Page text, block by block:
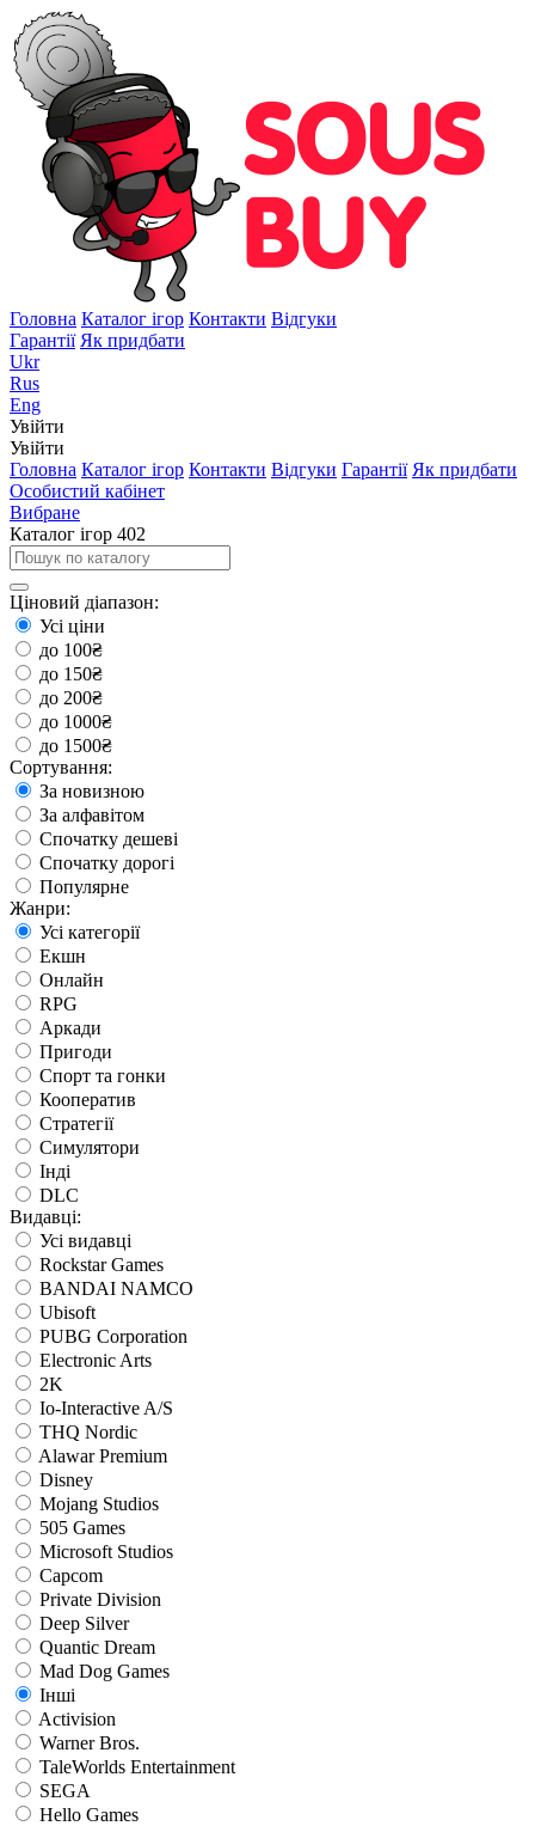
Головна Каталог ігор Контакти Відгуки
Гарантії Як придбати
Ukr
Rus
Eng
Увійти
Увійти
Головна Каталог ігор Контакти Відгуки Гарантії Як придбати
Особистий кабінет
Вибране
Каталог ігор 402
Ціновий діапазон:
Усі ціни
до 100₴
до 150₴
до 200₴
до 1000₴
до 1500₴
Сортування:
За новизною
За алфавітом
Спочатку дешеві
Спочатку дорогі
Популярне
Жанри:
Усі категорії
Екшн
Онлайн
RPG
Аркади
Пригоди
Спорт та гонки
Кооператив
Стратегії
Симулятори
Інді
DLC
Видавці:
Усі видавці
Rockstar Games
BANDAI NAMCO
Ubisoft
PUBG Corporation
Electronic Arts
2K
Io-Interactive A/S
THQ Nordic
Alawar Premium
Disney
Mojang Studios
505 Games
Microsoft Studios
Capcom
Private Division
Deep Silver
Quantic Dream
Mad Dog Games
Інші
Activision
Warner Bros.
TaleWorlds Entertainment
SEGA
Hello Games